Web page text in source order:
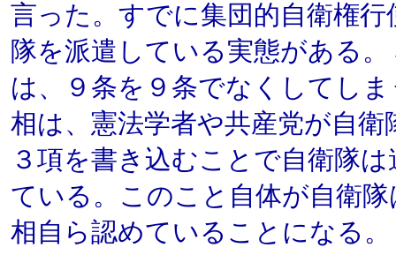
言った。すでに集団的自衛権
隊を派遣している実態がある
は、９条を９条でなくしてし
相は、憲法学者や共産党が自
３項を書き込むことで自衛隊
ている。このこと自体が自衛
相自ら認めていることになる。